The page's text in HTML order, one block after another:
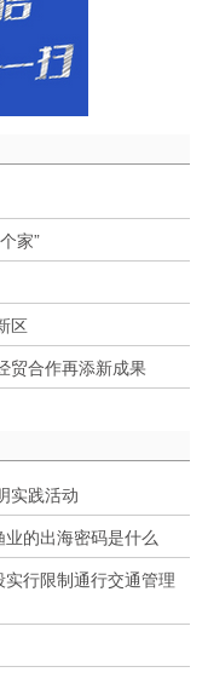
家”
区
贸合作再添新成果
实践活动
的出海密码是什么
行限制通行交通管理